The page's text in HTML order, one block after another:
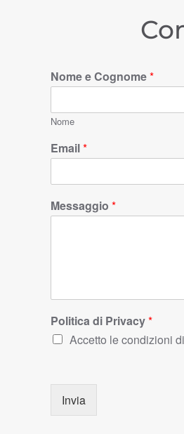
Nome e Cognome*
Nome
Email*
Messaggio *
Politica di Privacy*
Accetto le condizioni di
Invia